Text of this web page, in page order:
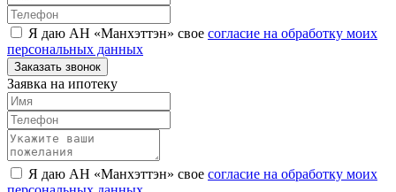
Я даю АН «Манхэттэн» свое согласие на обработку моих
персональных данных
Заказать звонок
Заявка на ипотеку
Я даю АН «Манхэттэн» свое согласие на обработку моих